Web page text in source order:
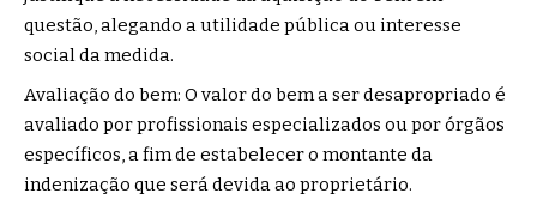
questão, alegando a utilidade pública ou interesse
social da medida.
Avaliação do bem: O valor do bem a ser desapropriado é
avaliado por profissionais especializados ou por órgãos
específicos, a fim de estabelecer o montante da
indenização que será devida ao proprietário.